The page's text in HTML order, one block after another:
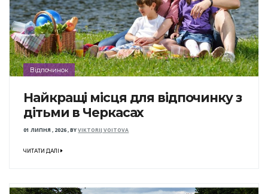
Відпочинок
Найкращі місця для відпочинку з
дітьми в Черкасах
01 ЛИПНЯ , 2026,BYVIKTORIJ VOITOVA
ЧИТАТИ ДАЛІ